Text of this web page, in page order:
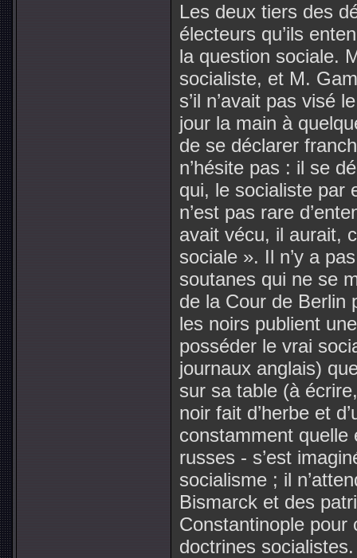
Les deux tiers des
électeurs qu’ils
la question sociale.
socialiste, et M.
s’il n’avait pas visé
jour la main à
de se déclarer
n’hésite pas : il se
qui, le socialiste par
n’est pas rare
avait vécu, il aurait,
sociale ». Il n’y a
soutanes qui ne se
de la Cour de Berlin
les noirs publient
posséder le vrai
journaux anglais)
sur sa table (à
noir fait d’herbe et
constamment quelle
russes - s’est
socialisme ; il
Bismarck et des
Constantinople pour
doctrines socialistes.